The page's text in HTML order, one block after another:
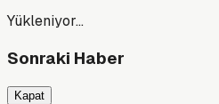
Yükleniyor…
Sonraki Haber
Kapat